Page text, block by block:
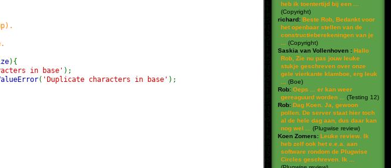
){
in base' );
( 'Duplicate characters in base' );
heb ik toentertijd bij een ...
(Copyright)
richard: Beste Rob, Bedankt voor
het openbaar stellen van de
constructieberekeningen van je
(Copyright)
Saskia van Vollenhoven : Hallo
Rob, Zie nu pas jouw leuke
stukje geschreven over onze
gele vierkante klamboe, erg leuk
(Boe)
Rob: Oeps ... er kan weer
gereaguurd worden ...
(Testing 12)
Rob: Dag Koen. Ja, gewoon
pollen. De server staat hier toch
al de hele dag aan, dus daar kan
nog wel ...
(Plugwise review)
Koen Zomers: Leuke review. Ik
heb zelf ook het e.e.a. aan
software rondom de Plugwise
Circles geschreven. Ik ...